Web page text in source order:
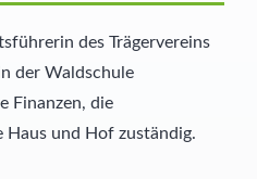
des Trägervereins
der Waldschule
Finanzen, die
Haus und Hof zuständig.